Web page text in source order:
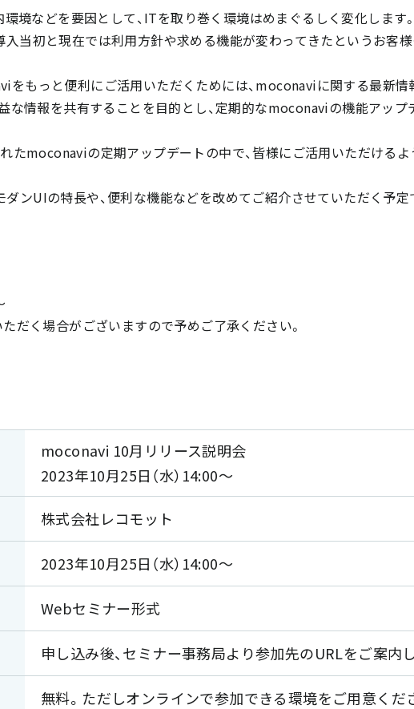
環境などを要因として、ITを取り巻く環境はめまぐるしく変化します。
当初と現在では利用方針や求める機能が変わってきたというお客
もっと便利にご活用いただくためには、moconaviに関する最新情
な情報を共有することを目的とし、定期的なmoconaviの機能アッ
たmoconaviの定期アップデートの中で、皆様にご活用いただける
ンUIの特長や、便利な機能などを改めてご紹介させていただく予定
だく場合がございますので予めご了承ください。
moconavi 10月リリース説明会
2023年10月25日（水）14:00～
株式会社レコモット
2023年10月25日（水）14:00～
Webセミナー形式
申し込み後、セミナー事務局より参加先のURLをご案内
無料。ただしオンラインで参加できる環境をご用意くだ